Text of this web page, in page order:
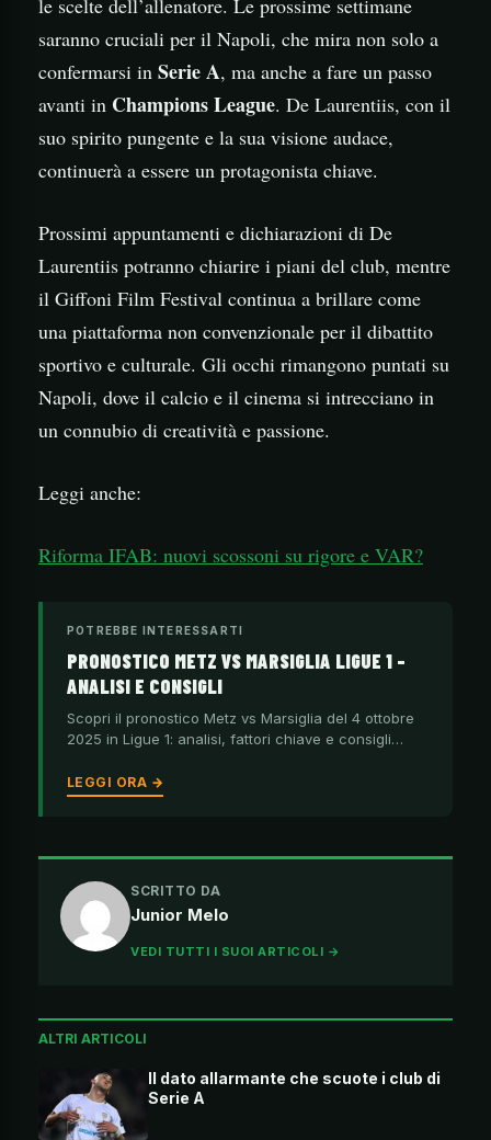
le scelte dell’allenatore. Le prossime settimane
saranno cruciali per il Napoli, che mira non solo a
confermarsi in Serie A, ma anche a fare un passo
avanti in Champions League. De Laurentiis, con il
suo spirito pungente e la sua visione audace,
continuerà a essere un protagonista chiave.
Prossimi appuntamenti e dichiarazioni di De
Laurentiis potranno chiarire i piani del club, mentre
il Giffoni Film Festival continua a brillare come
una piattaforma non convenzionale per il dibattito
sportivo e culturale. Gli occhi rimangono puntati su
Napoli, dove il calcio e il cinema si intrecciano in
un connubio di creatività e passione.
Leggi anche:
Riforma IFAB: nuovi scossoni su rigore e VAR?
POTREBBE INTERESSARTI
PRONOSTICO METZ VS MARSIGLIA LIGUE 1 –
ANALISI E CONSIGLI
Scopri il pronostico Metz vs Marsiglia del 4 ottobre
2025 in Ligue 1: analisi, fattori chiave e consigli…
LEGGI ORA →
SCRITTO DA
Junior Melo
VEDI TUTTI I SUOI ARTICOLI →
ALTRI ARTICOLI
Il dato allarmante che scuote i club di
Serie A